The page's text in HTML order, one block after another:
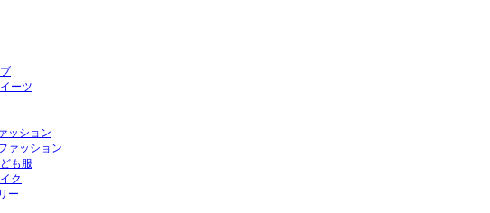
ーツ
ッション
ァッション
も服
ク
ー